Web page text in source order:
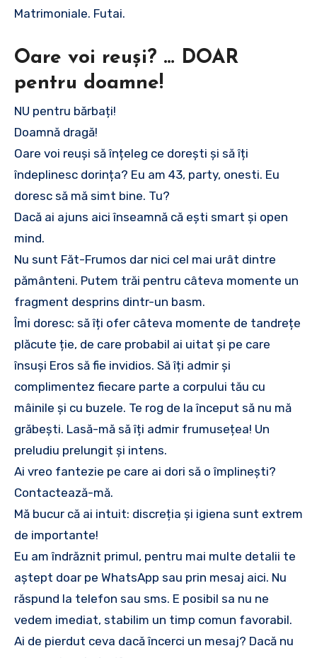
Matrimoniale. Futai.
Oare voi reuși? … DOAR
pentru doamne!
NU pentru bărbați!
Doamnă dragă!
Oare voi reuși să înțeleg ce dorești și să îți
îndeplinesc dorința? Eu am 43, party, onesti. Eu
doresc să mă simt bine. Tu?
Dacă ai ajuns aici înseamnă că ești smart și open
mind.
Nu sunt Făt-Frumos dar nici cel mai urât dintre
pământeni. Putem trăi pentru câteva momente un
fragment desprins dintr-un basm.
Îmi doresc: să îți ofer câteva momente de tandrețe
plăcute ție, de care probabil ai uitat și pe care
însuși Eros să fie invidios. Să îți admir și
complimentez fiecare parte a corpului tău cu
mâinile și cu buzele. Te rog de la început să nu mă
grăbești. Lasă-mă să îți admir frumusețea! Un
preludiu prelungit și intens.
Ai vreo fantezie pe care ai dori să o împlinești?
Contactează-mă.
Mă bucur că ai intuit: discreția și igiena sunt extrem
de importante!
Eu am îndrăznit primul, pentru mai multe detalii te
aștept doar pe WhatsApp sau prin mesaj aici. Nu
răspund la telefon sau sms. E posibil sa nu ne
vedem imediat, stabilim un timp comun favorabil.
Ai de pierdut ceva dacă încerci un mesaj? Dacă nu